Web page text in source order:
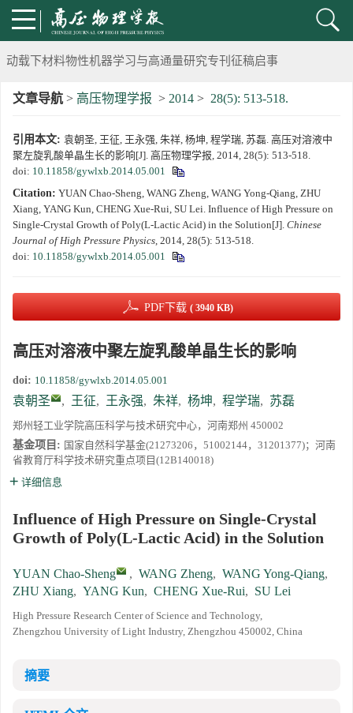
《高压物理学报》将于2025年1月由双月刊变更为月刊
动载下材料物性机器学习与高通量研究专刊征稿启事
《高压物理学报》第二届青年编委会招募启事
《高压物理学报》2023年度优秀审稿人和优秀论文评选结果
第二十一届中国高压科学学术会议第一轮通知
通知
《高压物理学报》第三届青年编委会招募启事
文章导航 > 高压物理学报 > 2014 > 28(5): 513-518.
引用本文: 袁朝圣, 王征, 王永强, 朱祥, 杨坤, 程学瑞, 苏磊. 高压对溶液中
聚左旋乳酸单晶生长的影响[J]. 高压物理学报, 2014, 28(5): 513-518.
doi: 10.11858/gywlxb.2014.05.001
Citation: YUAN Chao-Sheng, WANG Zheng, WANG Yong-Qiang, ZHU
Xiang, YANG Kun, CHENG Xue-Rui, SU Lei. Influence of High Pressure on
Single-Crystal Growth of Poly(L-Lactic Acid) in the Solution[J]. Chinese
Journal of High Pressure Physics, 2014, 28(5): 513-518.
doi: 10.11858/gywlxb.2014.05.001
PDF下载 ( 3940 KB)
高压对溶液中聚左旋乳酸单晶生长的影响
doi: 10.11858/gywlxb.2014.05.001
袁朝圣 , 王征, 王永强, 朱祥, 杨坤, 程学瑞, 苏磊
郑州轻工业学院高压科学与技术研究中心，河南郑州 450002
基金项目: 国家自然科学基金(21273206，51002144，31201377)；河南
省教育厅科学技术研究重点项目(12B140018)
详细信息
Influence of High Pressure on Single-Crystal
Growth of Poly(L-Lactic Acid) in the Solution
YUAN Chao-Sheng , WANG Zheng, WANG Yong-Qiang,
ZHU Xiang, YANG Kun, CHENG Xue-Rui, SU Lei
High Pressure Research Center of Science and Technology,
Zhengzhou University of Light Industry, Zhengzhou 450002, China
摘要